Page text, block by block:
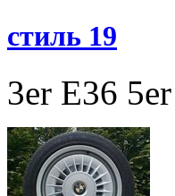
стиль 19
3er E36